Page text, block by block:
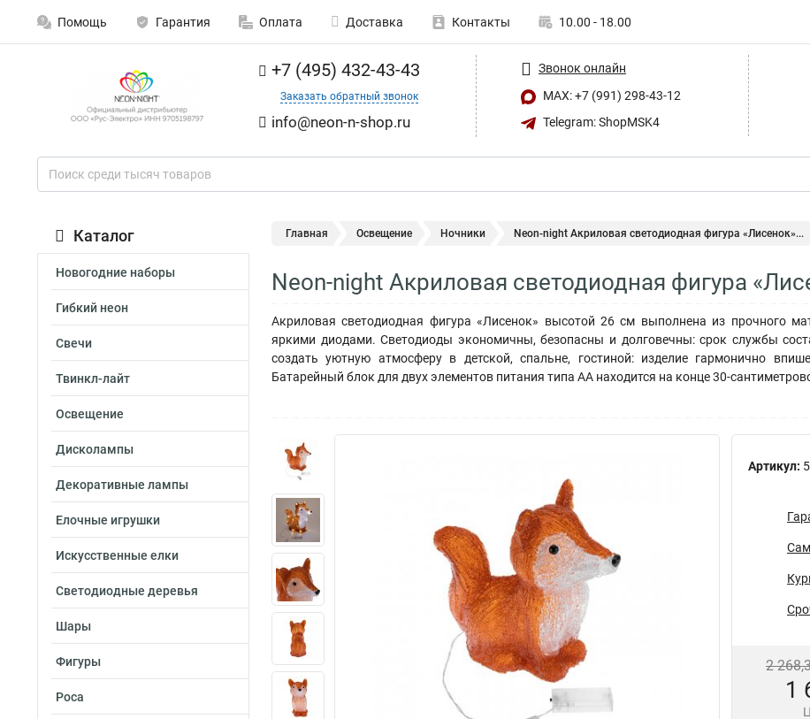
Помощь Гарантия Оплата Доставка Контакты 10.00 - 18.00
+7 (495) 432-43-43
Заказать обратный звонок
info@neon-n-shop.ru
Звонок онлайн
MAX: +7 (991) 298-43-12
Telegram: ShopMSK4
Каталог
Новогодние наборы
Гибкий неон
Свечи
Твинкл-лайт
Освещение
Дисколампы
Декоративные лампы
Елочные игрушки
Искусственные елки
Светодиодные деревья
Шары
Фигуры
Роса
Главная Освещение Ночники Neon-night Акриловая светодиодная фигура «Лисенок»...
Neon-night Акриловая светодиодная фигура
Акриловая светодиодная фигура «Лисенок» высотой 26 см выполнена из прочного
яркими диодами. Светодиоды экономичны, безопасны и долговечны: срок службы
создать уютную атмосферу в детской, спальне, гостиной: изделие гармонично
Батарейный блок для двух элементов питания типа АА находится на конце 30-
Артикул:
2
1